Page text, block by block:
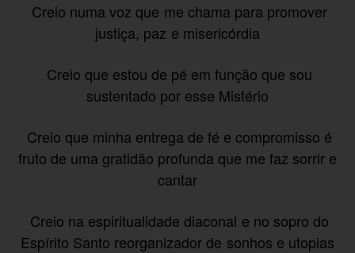
Creio numa voz que me chama para promover
justiça, paz e misericórdia
Creio que estou de pé em função que sou
sustentado por esse Mistério
Creio que minha entrega de fé e compromisso é
fruto de uma gratidão profunda que me faz sorrir e
cantar
Creio na espiritualidade diaconal e no sopro do
Espírito Santo reorganizador de sonhos e utopias